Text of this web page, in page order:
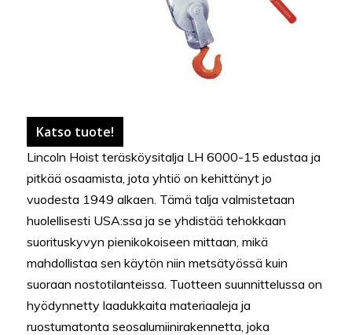
Katso tuote!
Lincoln Hoist teräsköysitalja LH 6000-15 edustaa ja
pitkää osaamista, jota yhtiö on kehittänyt jo
vuodesta 1949 alkaen. Tämä talja valmistetaan
huolellisesti USA:ssa ja se yhdistää tehokkaan
suorituskyvyn pienikokoiseen mittaan, mikä
mahdollistaa sen käytön niin metsätyössä kuin
suoraan nostotilanteissa. Tuotteen suunnittelussa on
hyödynnetty laadukkaita materiaaleja ja
ruostumatonta seosalumiinirakennetta, joka